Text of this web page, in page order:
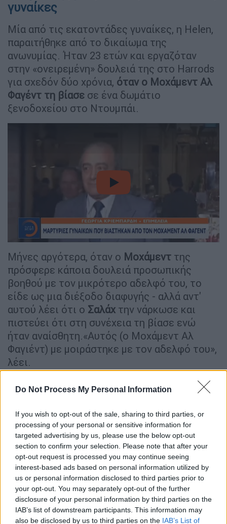
Do Not Process My Personal Information
If you wish to opt-out of the sale, sharing to third parties, or
processing of your personal or sensitive information for
targeted advertising by us, please use the below opt-out
section to confirm your selection. Please note that after your
opt-out request is processed you may continue seeing
interest-based ads based on personal information utilized by
us or personal information disclosed to third parties prior to
your opt-out. You may separately opt-out of the further
disclosure of your personal information by third parties on the
IAB’s list of downstream participants. This information may
also be disclosed by us to third parties on the IAB’s List of
γυναίκες
Μία από τις εκατοντάδες γυναίκες, η Helen,
παραιτήθηκε από το δικαίωμα της
ανωνυμίας. Ήταν 23 ετών και εργαζόταν
στην «ονειρεμένη» δουλειά της στο Harrods
για σχεδόν δύο χρόνια, όταν ο Μοχάμεντ Αλ
Φαγέντ τη βίασε σε ένα δωμάτιο
ξενοδοχείου στο Ντουμπάι.
video
Μήνες αργότερα, όταν ο Μοχάμεντ της
πρόσφερε κάποια δουλειά προσωπικής
βοηθού με τον μικρότερο αδελφό του, το
είδε ως μια διέξοδο διαφυγής - αλλά αντ'
αυτού λέει ότι ο Σαλάχ την νάρκωσε και
πιστεύει ότι στη συνέχεια τη βίασε ενώ
ήταν αναίσθητη.«Αυτός (ο Μοχάμεντ Αλ
Φαγιέντ) με μοιράστηκε με τον αδελφό του»,
λέει.
Η Helen μιλάει για πρώτη φορά, αφού
αισθάνθηκε ότι σιωπούσε για 35 χρόνια, εν
μέρει λόγω μιας συμφωνίας
εμπιστευτικότητας της Harrods που της
είπαν να υπογράψει. «Έκλεψαν ένα κομμάτι
μου», λέει. «Άλλαξαν την πορεία ολόκληρης
της ζωής μου».
Κι άλλες καταγγελίες
Το BBC μίλησε επίσης ανεξάρτητα με δύο
άλλες γυναίκες που λένε ότι κακοποιήθηκαν